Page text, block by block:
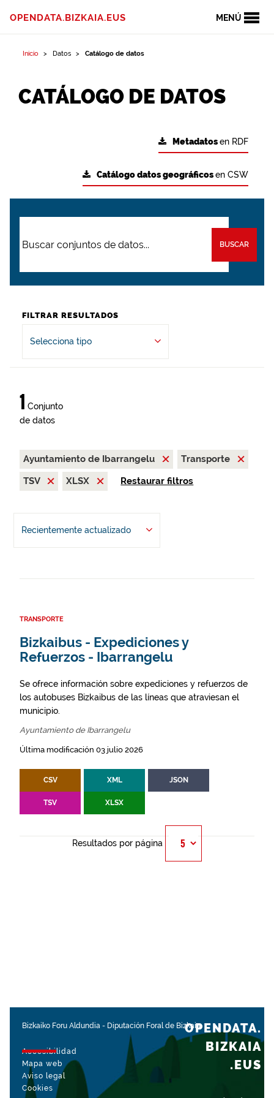
MENÚ
OPENDATA.BIZKAIA.EUS
Inicio Datos Catálogo de datos
CATÁLOGO DE DATOS
Metadatosen RDF
Catálogo datos geográficosen CSW
BUSCAR
FILTRAR RESULTADOS
Selecciona tipo
1 Conjunto
de datos
Ayuntamiento de Ibarrangelu
Transporte
TSV
XLSX Restaurar filtros
Recientemente actualizado
TRANSPORTE
Bizkaibus - Expediciones y
Refuerzos - Ibarrangelu
Se ofrece información sobre expediciones y refuerzos de
los autobuses Bizkaibus de las líneas que atraviesan el
municipio.
Ayuntamiento de Ibarrangelu
Última modificación 03 julio 2026
CSV XML JSON
TSV XLSX
Resultados por página
Bizkaiko Foru Aldundia - Diputación Foral de Bizkaia
Accesibilidad
Mapa web
Aviso legal
Cookies
OPENDATA.
BIZKAIA
.EUS